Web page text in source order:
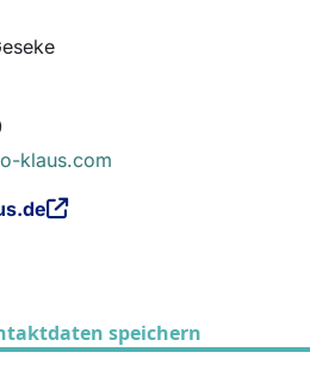
klaus.com
speichern